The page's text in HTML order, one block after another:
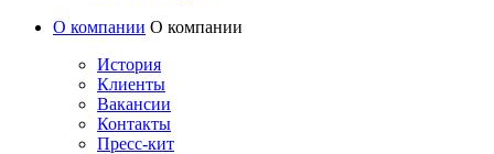
О компании О компании
История
Клиенты
Вакансии
Контакты
Пресс-кит